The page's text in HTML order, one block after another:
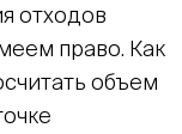
отходов
право. Как
объем